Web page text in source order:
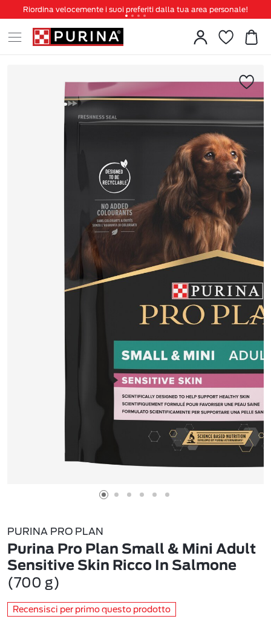
Riordina velocemente i suoi preferiti dalla tua area personale!
Tanti sconti e novità ti aspettano, non perderteli!
Spedizione gratuita a partire da 49 €
PURINA PRO PLAN
Purina Pro Plan Small & Mini Adult
Sensitive Skin Ricco In Salmone
(700 g)
Recensisci per primo questo prodotto